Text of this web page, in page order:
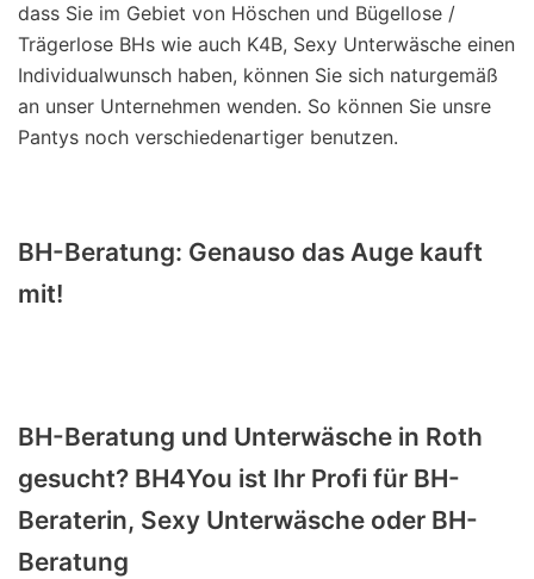
dass Sie im Gebiet von Höschen und Bügellose /
Trägerlose BHs wie auch K4B, Sexy Unterwäsche einen
Individualwunsch haben, können Sie sich naturgemäß
an unser Unternehmen wenden. So können Sie unsre
Pantys noch verschiedenartiger benutzen.
BH-Beratung: Genauso das Auge kauft
mit!
BH-Beratung und Unterwäsche in Roth
gesucht? BH4You ist Ihr Profi für BH-
Beraterin, Sexy Unterwäsche oder BH-
Beratung